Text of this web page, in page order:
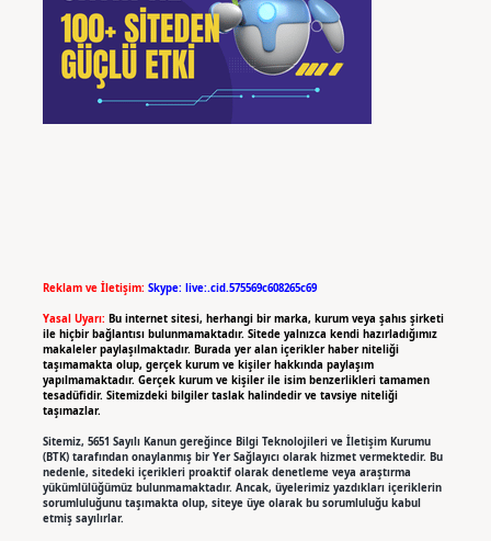
Reklam ve İletişim: Skype: live:.cid.575569c608265c69
Yasal Uyarı: Bu internet sitesi, herhangi bir marka, kurum veya şahıs şirketi
ile hiçbir bağlantısı bulunmamaktadır. Sitede yalnızca kendi hazırladığımız
makaleler paylaşılmaktadır. Burada yer alan içerikler haber niteliği
taşımamakta olup, gerçek kurum ve kişiler hakkında paylaşım
yapılmamaktadır. Gerçek kurum ve kişiler ile isim benzerlikleri tamamen
tesadüfidir. Sitemizdeki bilgiler taslak halindedir ve tavsiye niteliği
taşımazlar.
Sitemiz, 5651 Sayılı Kanun gereğince Bilgi Teknolojileri ve İletişim Kurumu
(BTK) tarafından onaylanmış bir Yer Sağlayıcı olarak hizmet vermektedir. Bu
nedenle, sitedeki içerikleri proaktif olarak denetleme veya araştırma
yükümlülüğümüz bulunmamaktadır. Ancak, üyelerimiz yazdıkları içeriklerin
sorumluluğunu taşımakta olup, siteye üye olarak bu sorumluluğu kabul
etmiş sayılırlar.